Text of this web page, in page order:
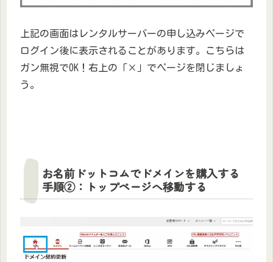
上記の画面はレンタルサーバーの申し込みページで
ログイン後に表示されることがあります。こちらは
ガン無視でOK！右上の「×」でページを閉じましょ
う。
お名前ドットコムでドメインを購入する
手順②：トップページへ移動する